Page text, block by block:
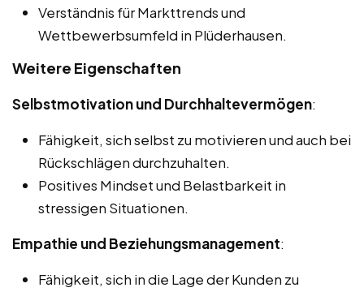
Verständnis für Markttrends und
Wettbewerbsumfeld in Plüderhausen.
Weitere Eigenschaften
Selbstmotivation und Durchhaltevermögen:
Fähigkeit, sich selbst zu motivieren und auch bei
Rückschlägen durchzuhalten.
Positives Mindset und Belastbarkeit in
stressigen Situationen.
Empathie und Beziehungsmanagement:
Fähigkeit, sich in die Lage der Kunden zu